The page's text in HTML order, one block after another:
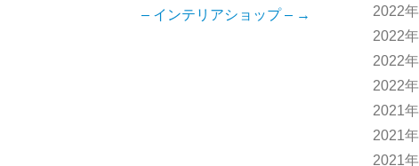
– インテリアショップ – →
2022
2022
2022
2022
2021
2021
2021